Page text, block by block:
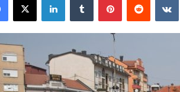
d
a
e
m
a